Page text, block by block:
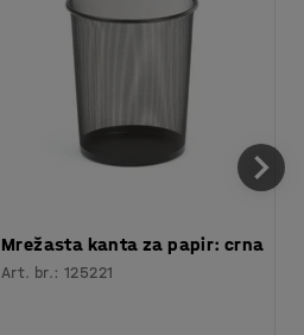
Mrežasta kanta za papir: crna
Art. br.:125221